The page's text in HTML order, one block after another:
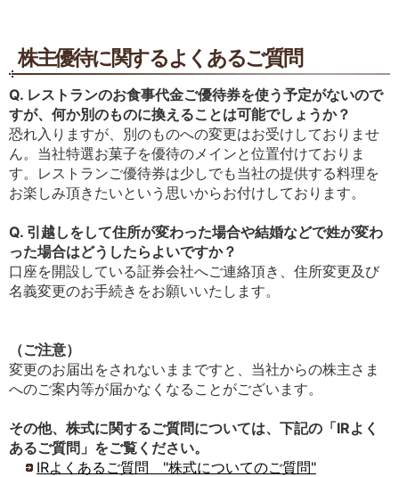
株主優待に関するよくあるご質問
Q. レストランのお食事代金ご優待券を使う予定がないので
すが、何か別のものに換えることは可能でしょうか？
恐れ入りますが、別のものへの変更はお受けしておりませ
ん。当社特選お菓子を優待のメインと位置付けておりま
す。レストランご優待券は少しでも当社の提供する料理を
お楽しみ頂きたいという思いからお付けしております。
Q. 引越しをして住所が変わった場合や結婚などで姓が変わ
った場合はどうしたらよいですか？
口座を開設している証券会社へご連絡頂き、住所変更及び
名義変更のお手続きをお願いいたします。
（ご注意）
変更のお届出をされないままですと、当社からの株主さま
へのご案内等が届かなくなることがございます。
その他、株式に関するご質問については、下記の「IRよく
あるご質問」をご覧ください。
IRよくあるご質問 "株式についてのご質問"